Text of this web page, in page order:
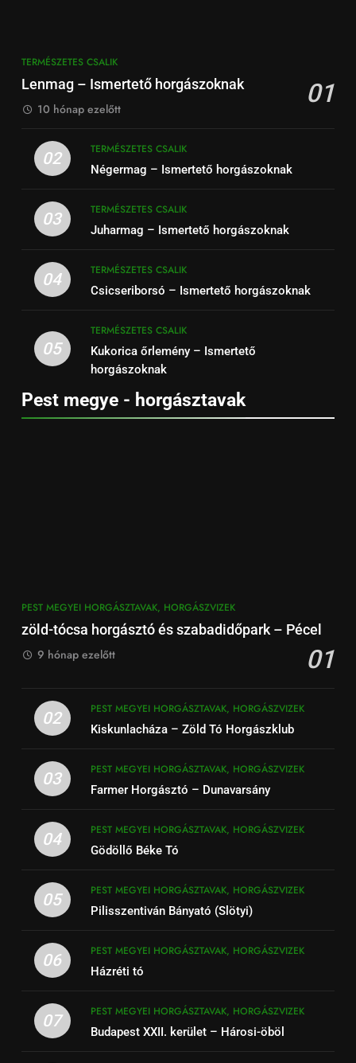
TERMÉSZETES CSALIK
Lenmag – Ismertető horgászoknak 01
10 hónap ezelőtt
02
TERMÉSZETES CSALIK
Négermag – Ismertető horgászoknak
03
TERMÉSZETES CSALIK
Juharmag – Ismertető horgászoknak
04
TERMÉSZETES CSALIK
Csicseriborsó – Ismertető horgászoknak
05
TERMÉSZETES CSALIK
Kukorica őrlemény – Ismertető
horgászoknak
Pest megye - horgásztavak
PEST MEGYEI HORGÁSZTAVAK, HORGÁSZVIZEK
zöld-tócsa horgásztó és szabadidőpark – Pécel
01
9 hónap ezelőtt
02
PEST MEGYEI HORGÁSZTAVAK, HORGÁSZVIZEK
Kiskunlacháza – Zöld Tó Horgászklub
03
PEST MEGYEI HORGÁSZTAVAK, HORGÁSZVIZEK
Farmer Horgásztó – Dunavarsány
04
PEST MEGYEI HORGÁSZTAVAK, HORGÁSZVIZEK
Gödöllő Béke Tó
05
PEST MEGYEI HORGÁSZTAVAK, HORGÁSZVIZEK
Pilisszentiván Bányató (Slötyi)
06
PEST MEGYEI HORGÁSZTAVAK, HORGÁSZVIZEK
Házréti tó
07
PEST MEGYEI HORGÁSZTAVAK, HORGÁSZVIZEK
Budapest XXII. kerület – Hárosi-öböl